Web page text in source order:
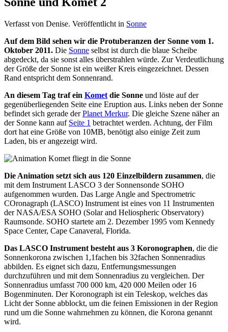
Verfasst von Denise. Veröffentlicht in Sonne
Auf dem Bild sehen wir die Protuberanzen der Sonne vom 1.
Oktober 2011. Die Sonne selbst ist durch die blaue Scheibe
abgedeckt, da sie sonst alles überstrahlen würde. Zur Verdeutlichung
der Größe der Sonne ist ein weißer Kreis eingezeichnet. Dessen
Rand entspricht dem Sonnenrand.
An diesem Tag traf ein Komet die Sonne und löste auf der
gegenüberliegenden Seite eine Eruption aus. Links neben der Sonne
befindet sich gerade derPlanet Merkur. Die gleiche Szene näher an
der Sonne kann auf Seite 1 betrachtet werden. Achtung, der Film
dort hat eine Größe von 10MB, benötigt also einige Zeit zum
Laden, bis er angezeigt wird.
Die Animation setzt sich aus 120 Einzelbildern zusammen, die
mit dem Instrument LASCO 3 der Sonnensonde SOHO
aufgenommen wurden. Das Large Angle and Spectrometric
COronagraph (LASCO) Instrument ist eines von 11 Instrumenten
der NASA/ESA SOHO (Solar and Heliospheric Observatory)
Raumsonde. SOHO startete am 2. Dezember 1995 vom Kennedy
Space Center, Cape Canaveral, Florida.
Das LASCO Instrument besteht aus 3 Koronographen, die die
Sonnenkorona zwischen 1,1fachen bis 32fachen Sonnenradius
abbilden. Es eignet sich dazu, Entfernungsmessungen
durchzuführen und mit dem Sonnenradius zu vergleichen. Der
Sonnenradius umfasst 700 000 km, 420 000 Meilen oder 16
Bogenminuten. Der Koronograph ist ein Teleskop, welches das
Licht der Sonne abblockt, um die feinen Emissionen in der Region
rund um die Sonne wahrnehmen zu können, die Korona genannt
wird.